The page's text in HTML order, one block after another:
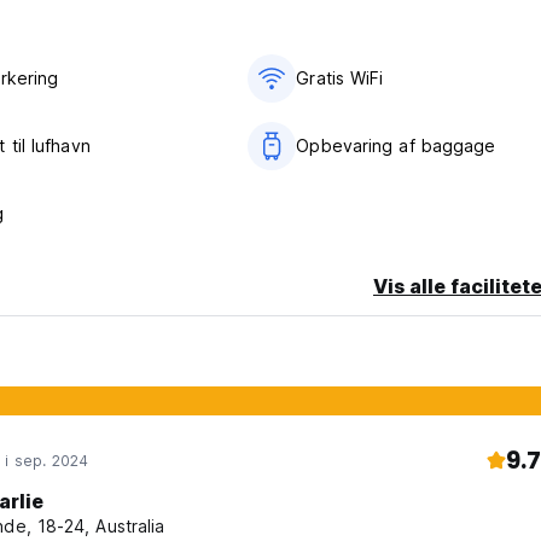
moms på 19%)
Gratis WiFi
til lufhavn Opbevaring af baggage
Vis alle
i sep. 2024 9.7
18-24, Australia